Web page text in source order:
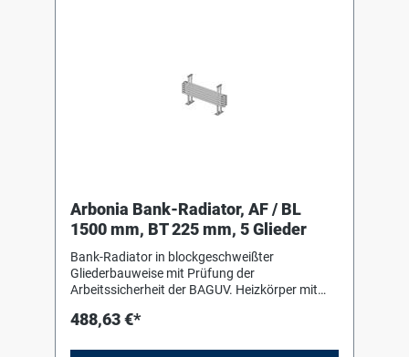
Arbonia Bank-Radiator, AF / BL
1500 mm, BT 225 mm, 5 Glieder
Bank-Radiator in blockgeschweißter
Gliederbauweise mit Prüfung der
Arbeitssicherheit der BAGUV. Heizkörper mit
DIN 55 900-2. Für liegenden Einbau mit Hilfe
488,63 €*